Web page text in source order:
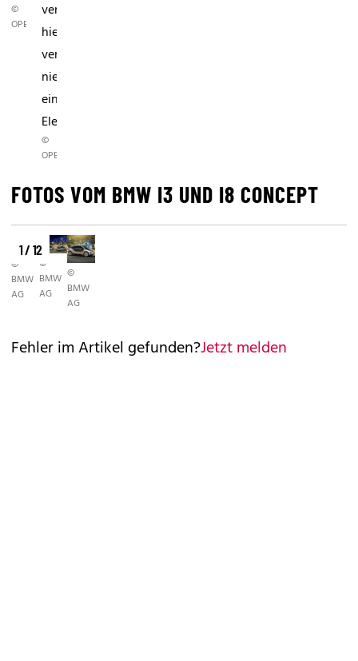
©
OPEL
vermutet
hier
vermutet
niemand
ein
Elektroauto.
©
OPEL
FOTOS VOM BMW I3 UND I8 CONCEPT
1 / 12
©
BMW
AG
©
BMW
AG
©
BMW
AG
Fehler im Artikel gefunden?Jetzt melden